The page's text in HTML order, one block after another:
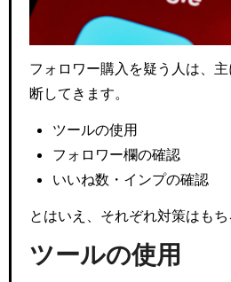
フォロワー購入を疑う人は、
断してきます。
ツールの使用
フォロワー欄の確認
いいね数・インプの確認
とはいえ、それぞれ対策はもち
ツールの使用